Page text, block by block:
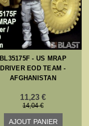
BL35175F - US MRAP
DRIVER EOD TEAM -
AFGHANISTAN
11,23 €
14,04 €
AJOUT PANIER